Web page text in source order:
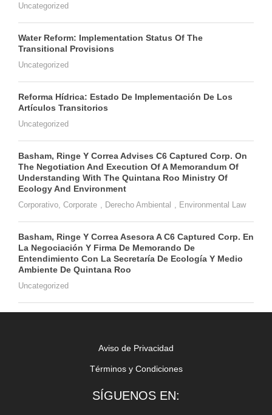
Uncategorized
Water Reform: Implementation Status Of The
Transitional Provisions
Uncategorized
Reforma Hídrica: Estado De Implementación De Los
Artículos Transitorios
Uncategorized
Basham, Ringe Y Correa Advises C6 Captured Corp. On
The Negotiation And Execution Of A Memorandum Of
Understanding With The Quintana Roo Ministry Of
Ecology And Environment
Corporativo Corporate Derecho Ambiental Environmental Law
Basham, Ringe Y Correa Asesora A C6 Captured Corp. En
La Negociación Y Firma De Memorando De
Entendimiento Con La Secretaría De Ecología Y Medio
Ambiente De Quintana Roo
Uncategorized
Aviso de Privacidad
Términos y Condiciones
SÍGUENOS EN: